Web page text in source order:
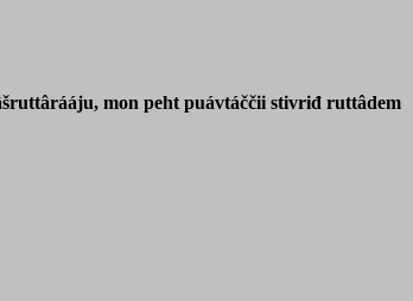
mon peht puávtáččii stivriđ ruttâdem